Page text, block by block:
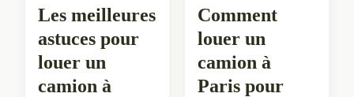
Les meilleures
astuces pour
louer un
camion à
Comment
louer un
camion à
Paris pour